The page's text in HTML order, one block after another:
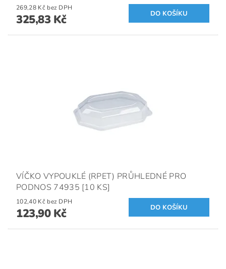
269,28 Kč bez DPH
325,83 Kč
VÍČKO VYPOUKLÉ (RPET) PRŮHLEDNÉ PRO
PODNOS 74935 [10 KS]
102,40 Kč bez DPH
123,90 Kč